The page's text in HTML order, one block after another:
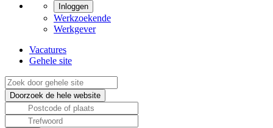
Inloggen
Werkzoekende
Werkgever
Vacatures
Gehele site